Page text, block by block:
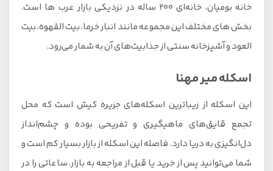
خانه بومیان، خانه‌ای 200 ساله در نزدیکی بازار عرب ها است.
بخش های مختلف این مجموعه مانند انبار خرما، بیت القهوه، بیت
العود و آشپزخانه سنتی از جذابیت‌های آن به شمار می‌رود.
اسکله میر مهنا
این اسکله از زیباترین اسکله‌های جزیره کیش است که محل
تجمع قایق‌های ماهیگیری و تفریحی بوده و چشم‌انداز
دل‌انگیزی به دریا دارد. فاصله این اسکله از بازار بسیار کم است و
شما می‌توانید پس از خرید یا قبل از مراجعه به بازار، ساعاتی را در